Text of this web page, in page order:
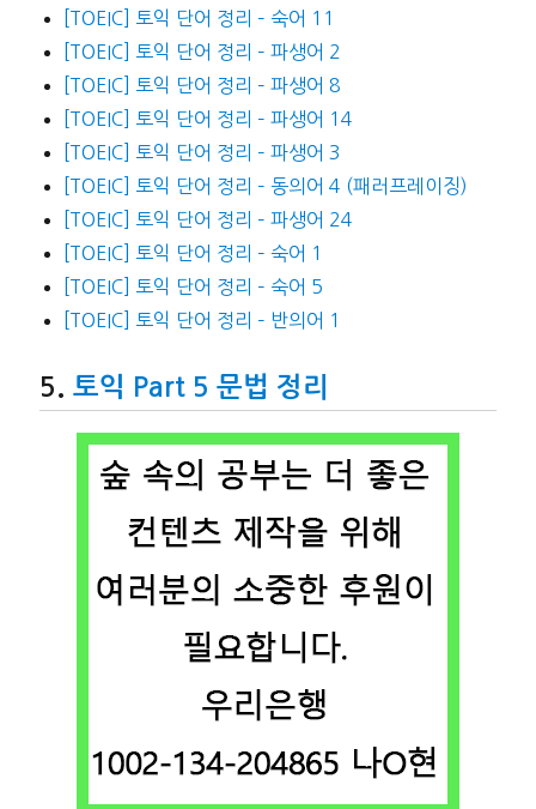
[TOEIC] 토익 단어 정리 – 숙어 11
[TOEIC] 토익 단어 정리 – 파생어 2
[TOEIC] 토익 단어 정리 – 파생어 8
[TOEIC] 토익 단어 정리 – 파생어 14
[TOEIC] 토익 단어 정리 – 파생어 3
[TOEIC] 토익 단어 정리 – 동의어 4 (패러프레이징)
[TOEIC] 토익 단어 정리 – 파생어 24
[TOEIC] 토익 단어 정리 – 숙어 1
[TOEIC] 토익 단어 정리 – 숙어 5
[TOEIC] 토익 단어 정리 – 반의어 1
토익 Part 5 문법 정리